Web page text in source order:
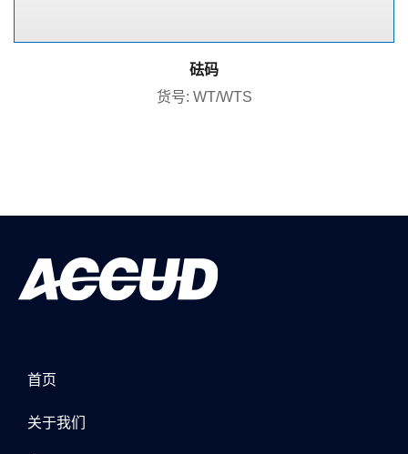
砝码
货号: WT/WTS
首页
关于我们